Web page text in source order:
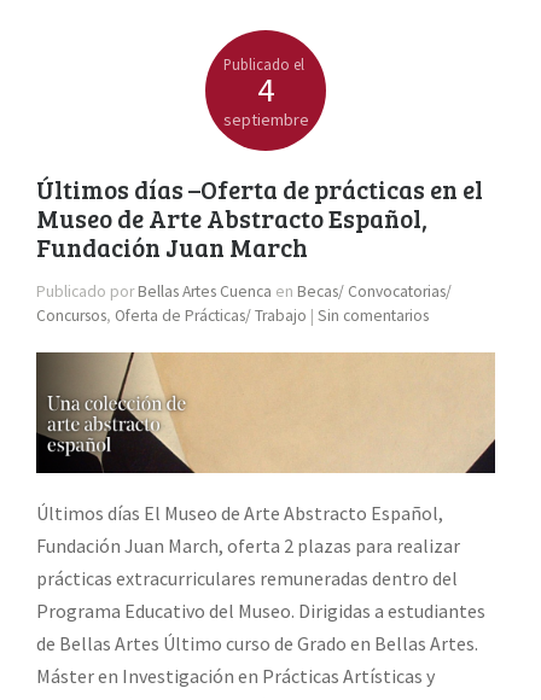
Publicado el
4
septiembre
Últimos días –Oferta de prácticas en el
Museo de Arte Abstracto Español,
Fundación Juan March
Publicado porBellas Artes Cuenca en Becas/ Convocatorias/
Concursos, Oferta de Prácticas/ Trabajo |Sin comentarios
Últimos días El Museo de Arte Abstracto Español,
Fundación Juan March, oferta 2 plazas para realizar
prácticas extracurriculares remuneradas dentro del
Programa Educativo del Museo. Dirigidas a estudiantes
de Bellas Artes Último curso de Grado en Bellas Artes.
Máster en Investigación en Prácticas Artísticas y